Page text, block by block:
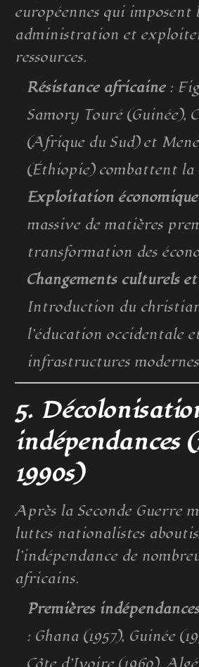
européennes qui imposent
administration et
ressources.
Résistance africaine:
Samory Touré (Guinée),
(Afrique du Sud) et
(Éthiopie) combattent la
Exploitation économique
massive de matières
transformation des
Changements culturels
Introduction du
l’éducation occidentale
infrastructures
5.
indépendances
1990s)
Après la Seconde Guerre
luttes nationalistes
l’indépendance de
africains.
Premières indépendances
: Ghana (1957), Guinée